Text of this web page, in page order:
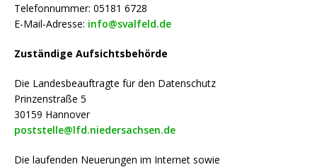
Telefonnummer: 05181 6728
E-Mail-Adresse: info@svalfeld.de
Zuständige Aufsichtsbehörde
Die Landesbeauftragte für den Datenschutz
Prinzenstraße 5
30159 Hannover
poststelle@lfd.niedersachsen.de
Die laufenden Neuerungen im Internet sowie